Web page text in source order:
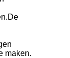
maken.